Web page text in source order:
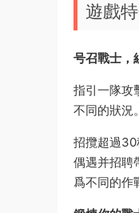
遊戲
号召戰士，
指引一隊攻
不同的狀況。
招攬超過30
偶遇并招聘
爲不同的作